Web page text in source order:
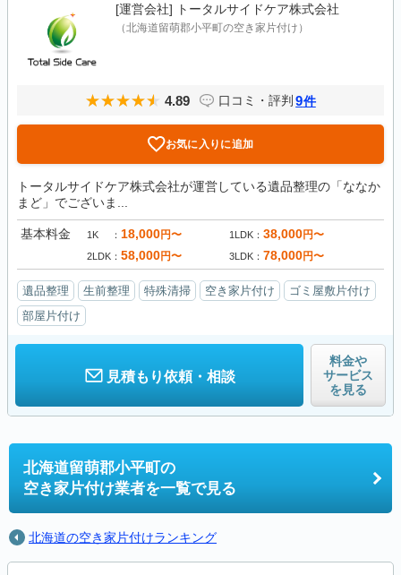
[運営会社] トータルサイドケア株式会社
（北海道留萌郡小平町の空き家片付け）
4.89 口コミ・評判 9件
お気に入りに追加
トータルサイドケア株式会社が運営している遺品整理の「ななか
まど」でございま...
基本料金 1K 18,000円〜 1LDK 38,000円〜
2LDK 58,000円〜 3LDK 78,000円〜
遺品整理 生前整理 特殊清掃 空き家片付け
ゴミ屋敷片付け
部屋片付け
見積もり依頼・相談
料金や
サービス
を見る
北海道留萌郡小平町の
空き家片付け業者を一覧で見る
北海道の空き家片付けランキング